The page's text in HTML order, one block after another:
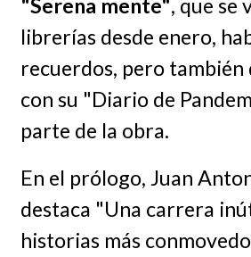
"Serena mente", que se
librerías desde enero,
recuerdos, pero también
con su "Diario de
parte de la obra.
En el prólogo, Juan
destaca "Una carrera
historias más